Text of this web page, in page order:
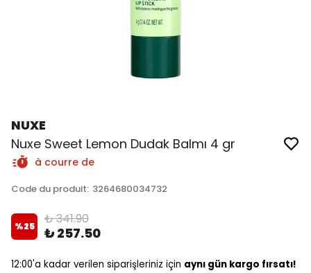
NUXE
Nuxe Sweet Lemon Dudak Balmı 4 gr
à courre de
Code du produit: 3264680034732
%25 ₺ 341.90
₺ 257.50
12:00'a kadar verilen siparişleriniz için aynı gün kargo fırsatı!